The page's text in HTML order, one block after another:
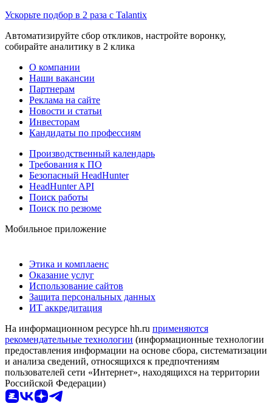
Ускорьте подбор в 2 раза с Talantix
Автоматизируйте сбор откликов, настройте воронку,
собирайте аналитику в 2 клика
О компании
Наши вакансии
Партнерам
Реклама на сайте
Новости и статьи
Инвесторам
Кандидаты по профессиям
Производственный календарь
Требования к ПО
Безопасный HeadHunter
HeadHunter API
Поиск работы
Поиск по резюме
Мобильное приложение
Этика и комплаенс
Оказание услуг
Использование сайтов
Защита персональных данных
ИТ аккредитация
На информационном ресурсе hh.ru применяются
рекомендательные технологии (информационные технологии
предоставления информации на основе сбора, систематизации
и анализа сведений, относящихся к предпочтениям
пользователей сети «Интернет», находящихся на территории
Российской Федерации)